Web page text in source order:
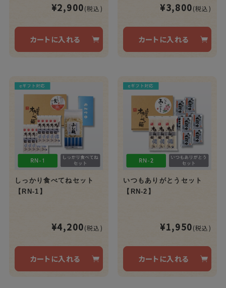
¥2,900(税込)
カートに入れる
¥3,800(税込)
カートに入れる
しっかり食べてねセット
【RN-1】
¥4,200(税込)
カートに入れる
いつもありがとうセット
【RN-2】
¥1,950(税込)
カートに入れる